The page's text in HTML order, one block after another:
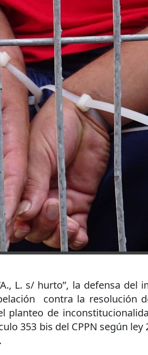
L. s/ hurto”, la defensa del
contra la resolución
planteo de
353 bis del CPPN según ley